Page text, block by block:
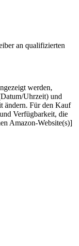
an qualifizierten
werden,
Uhrzeit) und
ändern. Für den Kauf
Verfügbarkeit, die
Amazon-Website(s)]